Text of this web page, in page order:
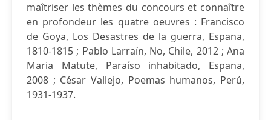
maîtriser les thèmes du concours et connaître
en profondeur les quatre oeuvres : Francisco
de Goya, Los Desastres de la guerra, Espana,
1810-1815 ; Pablo Larraín, No, Chile, 2012 ; Ana
Maria Matute, Paraíso inhabitado, Espana,
2008 ; César Vallejo, Poemas humanos, Perú,
1931-1937.